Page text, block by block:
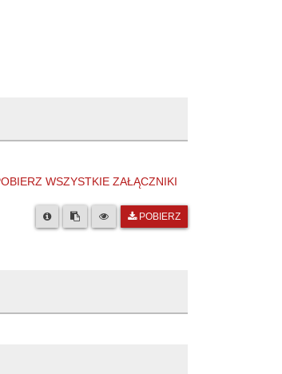
WSZYSTKIE ZAŁĄCZNIKI
POBIERZ